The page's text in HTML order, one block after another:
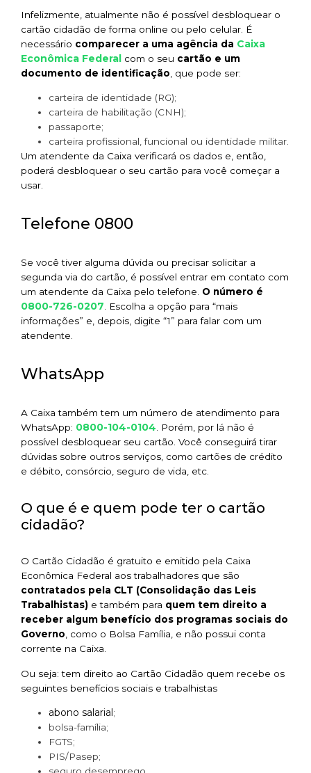
Infelizmente, atualmente não é possível desbloquear o
cartão cidadão de forma online ou pelo celular. É
necessário comparecer a uma agência da Caixa
Econômica Federal com o seu cartão e um
documento de identificação , que pode ser:
carteira de identidade (RG);
carteira de habilitação (CNH);
passaporte;
carteira profissional, funcional ou identidade militar.
Um atendente da Caixa verificará os dados e, então,
poderá desbloquear o seu cartão para você começar a
usar.
Telefone 0800
Se você tiver alguma dúvida ou precisar solicitar a
segunda via do cartão, é possível entrar em contato com
um atendente da Caixa pelo telefone. O número é
0800-726-0207. Escolha a opção para “mais
informações” e, depois, digite “1” para falar com um
atendente.
WhatsApp
A Caixa também tem um número de atendimento para
WhatsApp: 0800-104-0104. Porém, por lá não é
possível desbloquear seu cartão. Você conseguirá tirar
dúvidas sobre outros serviços, como cartões de crédito
e débito, consórcio, seguro de vida, etc.
O que é e quem pode ter o cartão
cidadão?
O Cartão Cidadão é gratuito e emitido pela Caixa
Econômica Federal aos trabalhadores que são
contratados pela CLT (Consolidação das Leis
Trabalhistas) e também para quem tem direito a
receber algum benefício dos programas sociais do
Governo, como o Bolsa Família, e não possui conta
corrente na Caixa.
Ou seja: tem direito ao Cartão Cidadão quem recebe os
seguintes benefícios sociais e trabalhistas
abono salarial;
bolsa-família;
FGTS;
PIS/Pasep;